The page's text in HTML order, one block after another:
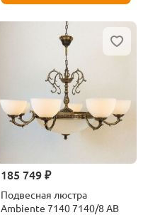
185 749 ₽
Подвесная люстра
Ambiente 7140 7140/8 AB